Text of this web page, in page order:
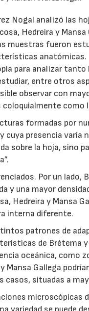
Nogal analizó las
Hedreira y Mansa
muestras fueron
anatómicas.
para analizar
entre otros
observar con
como
formadas por
cuya presencia
sobre la hoja, sino
Por un lado,
y una mayor
Hedreira y Mansa
interna diferente.
patrones de
de Brétema
oceánica, como
Mansa Gallega
casos, situadas a
microscópicas